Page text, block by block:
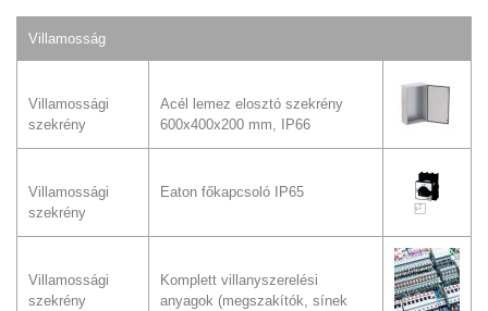
Villamosság
Villamossági
szekrény
Acél lemez elosztó szekrény
600x400x200 mm, IP66
Villamossági
szekrény
Eaton főkapcsoló IP65
Villamossági
szekrény
Komplett villanyszerelési
anyagok (megszakítók, sínek